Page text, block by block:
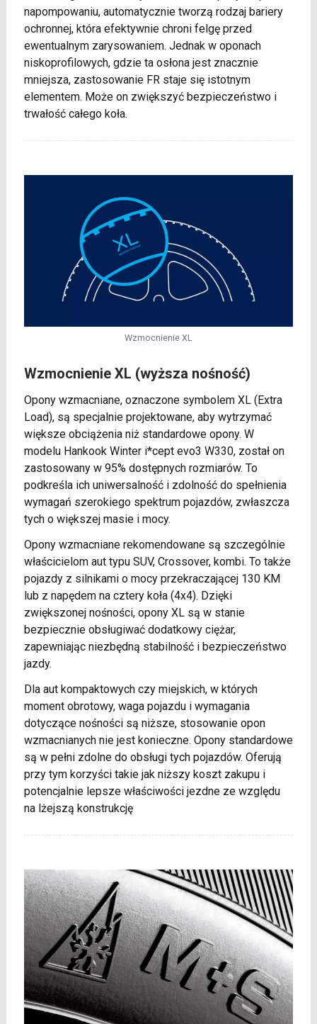
napompowaniu, automatycznie tworzą rodzaj bariery
ochronnej, która efektywnie chroni felgę przed
ewentualnym zarysowaniem. Jednak w oponach
niskoprofilowych, gdzie ta osłona jest znacznie
mniejsza, zastosowanie FR staje się istotnym
elementem. Może on zwiększyć bezpieczeństwo i
trwałość całego koła.
Wzmocnienie XL
Wzmocnienie XL (wyższa nośność)
Opony wzmacniane, oznaczone symbolem XL (Extra
Load), są specjalnie projektowane, aby wytrzymać
większe obciążenia niż standardowe opony. W
modelu Hankook Winter i*cept evo3 W330, został on
zastosowany w 95% dostępnych rozmiarów. To
podkreśla ich uniwersalność i zdolność do spełnienia
wymagań szerokiego spektrum pojazdów, zwłaszcza
tych o większej masie i mocy.
Opony wzmacniane rekomendowane są szczególnie
właścicielom aut typu SUV, Crossover, kombi. To także
pojazdy z silnikami o mocy przekraczającej 130 KM
lub z napędem na cztery koła (4x4). Dzięki
zwiększonej nośności, opony XL są w stanie
bezpiecznie obsługiwać dodatkowy ciężar,
zapewniając niezbędną stabilność i bezpieczeństwo
jazdy.
Dla aut kompaktowych czy miejskich, w których
moment obrotowy, waga pojazdu i wymagania
dotyczące nośności są niższe, stosowanie opon
wzmacnianych nie jest konieczne. Opony standardowe
są w pełni zdolne do obsługi tych pojazdów. Oferują
przy tym korzyści takie jak niższy koszt zakupu i
potencjalnie lepsze właściwości jezdne ze względu
na lżejszą konstrukcję